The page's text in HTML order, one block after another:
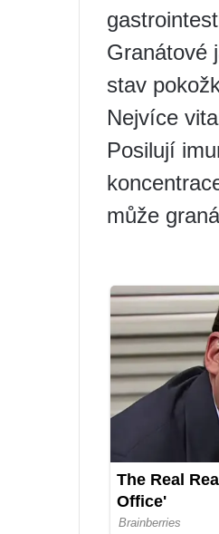
Granátové
stav
Nejvíce
Posilují
může